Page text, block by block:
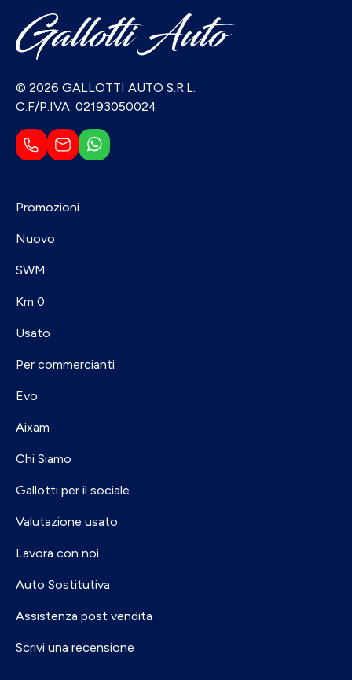
© 2026 GALLOTTI AUTO S.R.L.
C.F/P.IVA: 02193050024
Promozioni
Nuovo
SWM
Km 0
Usato
Per commercianti
Evo
Aixam
Chi Siamo
Gallotti per il sociale
Valutazione usato
Lavora con noi
Auto Sostitutiva
Assistenza post vendita
Scrivi una recensione